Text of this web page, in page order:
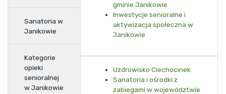
Sanatoria w
Janikowie
Kategorie
opieki
senioralnej
w Janikowie
gminie Janikowie
Inwestycje senioralne i
aktywizacja społeczna w
Janikowie
Uzdrowisko Ciechocinek
Sanatoria i ośrodki z
zabiegami w województwie